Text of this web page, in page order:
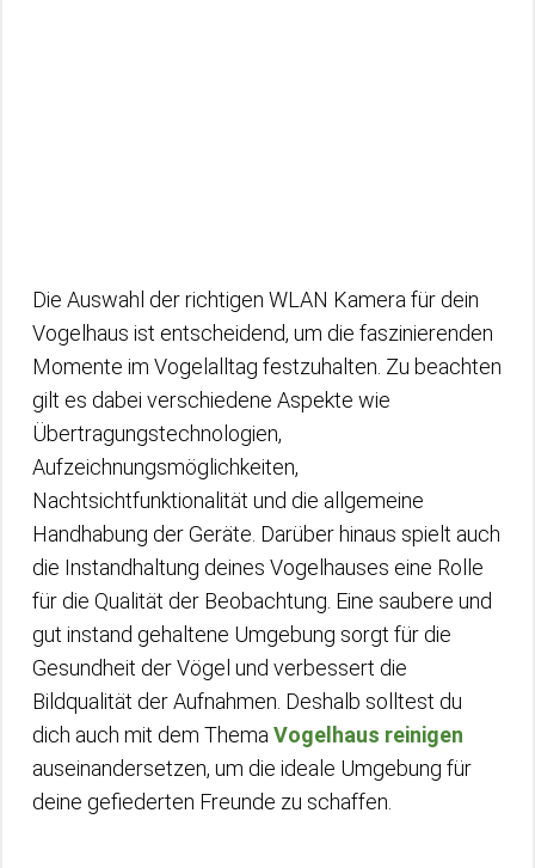
Die Auswahl der richtigen WLAN Kamera für dein
Vogelhaus ist entscheidend, um die faszinierenden
Momente im Vogelalltag festzuhalten. Zu beachten
gilt es dabei verschiedene Aspekte wie
Übertragungstechnologien,
Aufzeichnungsmöglichkeiten,
Nachtsichtfunktionalität und die allgemeine
Handhabung der Geräte. Darüber hinaus spielt auch
die Instandhaltung deines Vogelhauses eine Rolle
für die Qualität der Beobachtung. Eine saubere und
gut instand gehaltene Umgebung sorgt für die
Gesundheit der Vögel und verbessert die
Bildqualität der Aufnahmen. Deshalb solltest du
dich auch mit dem Thema Vogelhaus reinigen
auseinandersetzen, um die ideale Umgebung für
deine gefiederten Freunde zu schaffen.